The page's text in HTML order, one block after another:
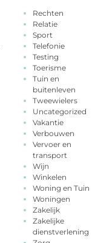
Rechten
Relatie
Sport
Telefonie
Testing
Toerisme
Tuin en
buitenleven
Tweewielers
Uncategorized
Vakantie
Verbouwen
Vervoer en
transport
Wijn
Winkelen
Woning en Tuin
Woningen
Zakelijk
Zakelijke
dienstverlening